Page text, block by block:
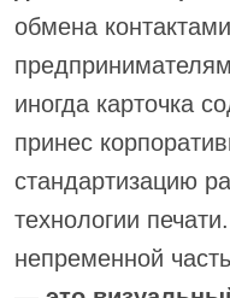
обмена
иногда карточка
принес
стандартизацию
технологии печати.
непременной